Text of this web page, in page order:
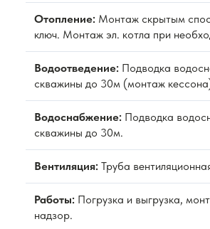
Отопление: Монтаж скрытым
ключ. Монтаж эл. котла при
Водоотведение: Подводка
скважины до 30м (монтаж
Водоснабжение: Подводка
скважины до 30м.
Вентиляция: Труба
Работы: Погрузка и выгрузка,
надзор.